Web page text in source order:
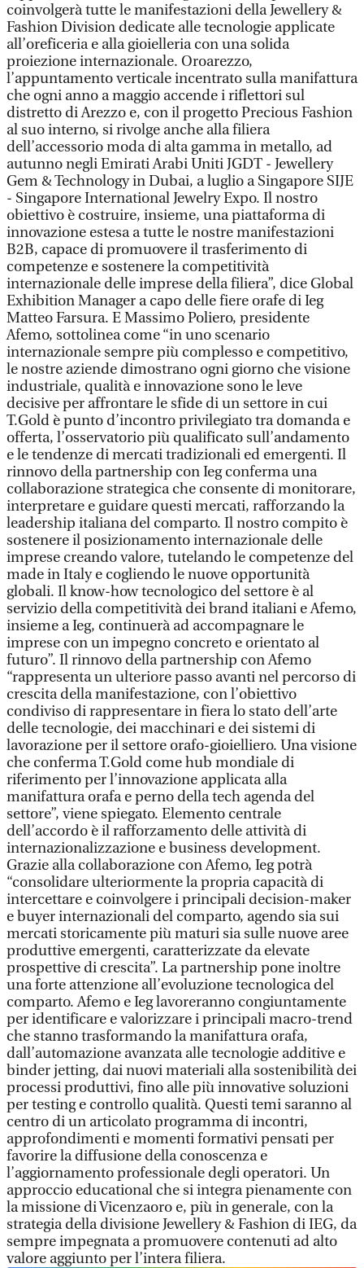
coinvolgerà tutte le manifestazioni della Jewellery &
Fashion Division dedicate alle tecnologie applicate
all’oreficeria e alla gioielleria con una solida
proiezione internazionale. Oroarezzo,
l’appuntamento verticale incentrato sulla manifattura
che ogni anno a maggio accende i riflettori sul
distretto di Arezzo e, con il progetto Precious Fashion
al suo interno, si rivolge anche alla filiera
dell’accessorio moda di alta gamma in metallo, ad
autunno negli Emirati Arabi Uniti JGDT - Jewellery
Gem & Technology in Dubai, a luglio a Singapore SIJE
- Singapore International Jewelry Expo. Il nostro
obiettivo è costruire, insieme, una piattaforma di
innovazione estesa a tutte le nostre manifestazioni
B2B, capace di promuovere il trasferimento di
competenze e sostenere la competitività
internazionale delle imprese della filiera”, dice Global
Exhibition Manager a capo delle fiere orafe di Ieg
Matteo Farsura. E Massimo Poliero, presidente
Afemo, sottolinea come “in uno scenario
internazionale sempre più complesso e competitivo,
le nostre aziende dimostrano ogni giorno che visione
industriale, qualità e innovazione sono le leve
decisive per affrontare le sfide di un settore in cui
T.Gold è punto d’incontro privilegiato tra domanda e
offerta, l’osservatorio più qualificato sull’andamento
e le tendenze di mercati tradizionali ed emergenti. Il
rinnovo della partnership con Ieg conferma una
collaborazione strategica che consente di monitorare,
interpretare e guidare questi mercati, rafforzando la
leadership italiana del comparto. Il nostro compito è
sostenere il posizionamento internazionale delle
imprese creando valore, tutelando le competenze del
made in Italy e cogliendo le nuove opportunità
globali. Il know-how tecnologico del settore è al
servizio della competitività dei brand italiani e Afemo,
insieme a Ieg, continuerà ad accompagnare le
imprese con un impegno concreto e orientato al
futuro”. Il rinnovo della partnership con Afemo
“rappresenta un ulteriore passo avanti nel percorso di
crescita della manifestazione, con l’obiettivo
condiviso di rappresentare in fiera lo stato dell’arte
delle tecnologie, dei macchinari e dei sistemi di
lavorazione per il settore orafo-gioielliero. Una visione
che conferma T.Gold come hub mondiale di
riferimento per l’innovazione applicata alla
manifattura orafa e perno della tech agenda del
settore”, viene spiegato. Elemento centrale
dell’accordo è il rafforzamento delle attività di
internazionalizzazione e business development.
Grazie alla collaborazione con Afemo, Ieg potrà
“consolidare ulteriormente la propria capacità di
intercettare e coinvolgere i principali decision-maker
e buyer internazionali del comparto, agendo sia sui
mercati storicamente più maturi sia sulle nuove aree
produttive emergenti, caratterizzate da elevate
prospettive di crescita”. La partnership pone inoltre
una forte attenzione all’evoluzione tecnologica del
comparto. Afemo e Ieg lavoreranno congiuntamente
per identificare e valorizzare i principali macro-trend
che stanno trasformando la manifattura orafa,
dall’automazione avanzata alle tecnologie additive e
binder jetting, dai nuovi materiali alla sostenibilità dei
processi produttivi, fino alle più innovative soluzioni
per testing e controllo qualità. Questi temi saranno al
centro di un articolato programma di incontri,
approfondimenti e momenti formativi pensati per
favorire la diffusione della conoscenza e
l’aggiornamento professionale degli operatori. Un
approccio educational che si integra pienamente con
la missione di Vicenzaoro e, più in generale, con la
strategia della divisione Jewellery & Fashion di IEG, da
sempre impegnata a promuovere contenuti ad alto
valore aggiunto per l’intera filiera.